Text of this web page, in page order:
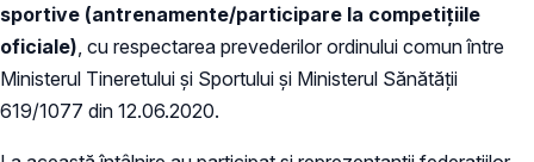
sportive (antrenamente/participare la competițiile
oficiale) , cu respectarea prevederilor ordinului comun între
Ministerul Tineretului și Sportului și Ministerul Sănătății
619/1077 din 12.06.2020.